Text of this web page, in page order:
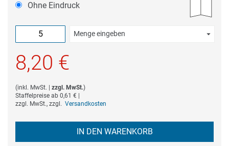
Ohne Eindruck
Menge eingeben
8,20 €
(inkl. MwSt. | zzgl. MwSt.)
Staffelpreise ab 0,61 € |
zzgl. MwSt., zzgl. Versandkosten
IN DEN WARENKORB